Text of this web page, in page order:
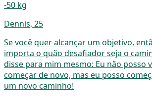
-50 kg
Dennis, 25
Se você quer alcançar um objetivo,
importa o quão desafiador seja o
disse para mim mesmo: Eu não posso
começar de novo, mas eu posso
um novo caminho!